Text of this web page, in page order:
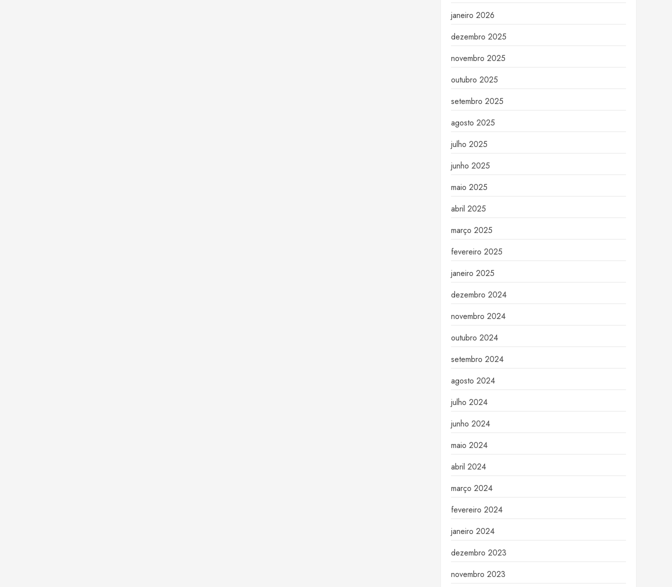
janeiro 2026
dezembro 2025
novembro 2025
outubro 2025
setembro 2025
agosto 2025
julho 2025
junho 2025
maio 2025
abril 2025
março 2025
fevereiro 2025
janeiro 2025
dezembro 2024
novembro 2024
outubro 2024
setembro 2024
agosto 2024
julho 2024
junho 2024
maio 2024
abril 2024
março 2024
fevereiro 2024
janeiro 2024
dezembro 2023
novembro 2023